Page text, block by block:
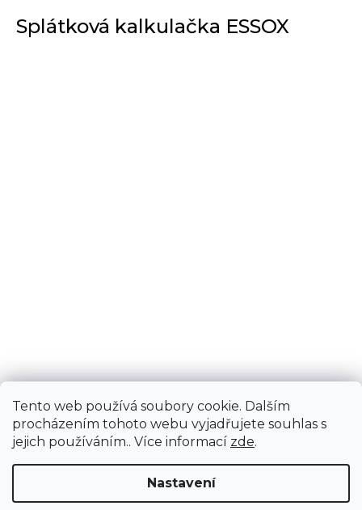
Tento web používá soubory cookie. Dalším
procházením tohoto webu vyjadřujete souhlas s
jejich používáním.. Více informací zde.
Nastavení
Splátková kalkulačka ESSOX